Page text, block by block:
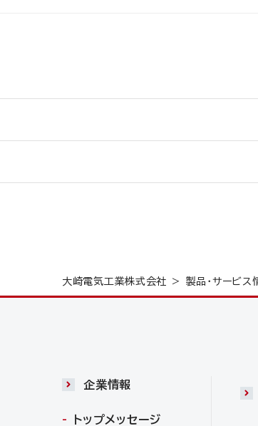
大崎電気工業株式会社 製品・サービス
企業情報
トップメッセージ